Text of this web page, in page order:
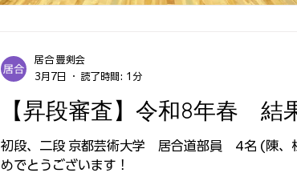
【昇段審査】令和8年春 結
初段、二段 京都芸術大学 居合道部員 4名 (陳、
めでとうございます！
居合 豊剣会
3月7日
読了時間: 1分